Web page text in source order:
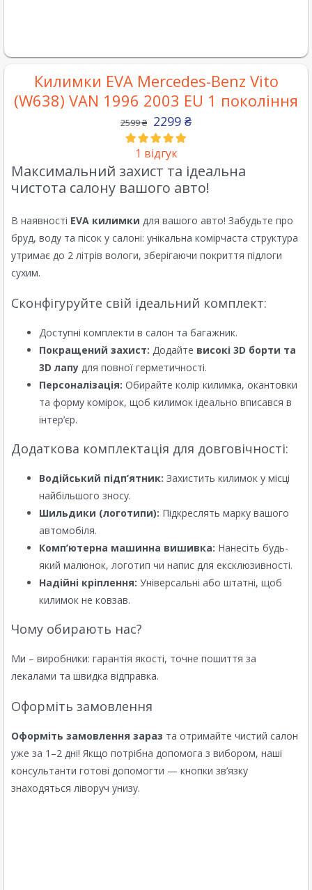
Килимки EVA Mercedes-Benz Vito
(W638) VAN 1996 2003 EU 1 покоління
2599₴ 2299 ₴
1 відгук
Максимальний захист та ідеальна
чистота салону вашого авто!
В наявності EVA килимки для вашого авто! Забудьте про
бруд, воду та пісок у салоні: унікальна комірчаста структура
утримає до 2 літрів вологи, зберігаючи покриття підлоги
сухим.
Сконфігуруйте свій ідеальний комплект:
Доступні комплекти в салон та багажник.
Покращений захист: Додайте високі 3D борти та
3D лапу для повної герметичності.
Персоналізація: Обирайте колір килимка, окантовки
та форму комірок, щоб килимок ідеально вписався в
інтер’єр.
Додаткова комплектація для довговічності:
Водійський підп’ятник: Захистить килимок у місці
найбільшого зносу.
Шильдики (логотипи): Підкреслять марку вашого
автомобіля.
Комп’ютерна машинна вишивка: Нанесіть будь-
який малюнок, логотип чи напис для ексклюзивності.
Надійні кріплення: Універсальні або штатні, щоб
килимок не ковзав.
Чому обирають нас?
Ми – виробники: гарантія якості, точне пошиття за
лекалами та швидка відправка.
Оформіть замовлення
Оформіть замовлення зараз та отримайте чистий салон
уже за 1–2 дні! Якщо потрібна допомога з вибором, наші
консультанти готові допомогти — кнопки зв’язку
знаходяться ліворуч унизу.